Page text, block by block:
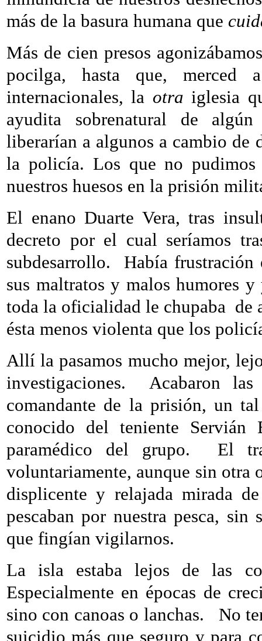
más de la basura humana que
Más de cien presos
pocilga, hasta que, merced
internacionales, la otra iglesia
ayudita sobrenatural de
liberarían a algunos a cambio de
la policía. Los que no
nuestros huesos en la prisión
El enano Duarte Vera, tras
decreto por el cual seríamos
subdesarrollo.
Había frustración
sus maltratos y malos humores
toda la oficialidad le chupaba de
ésta menos violenta que los
Allí la pasamos mucho mejor,
investigaciones.
Acabaron
comandante de la prisión, un
conocido del teniente
paramédico del grupo.
El
voluntariamente, aunque sin
displicente y relajada mirada
pescaban por nuestra pesca,
que fingían vigilarnos.
La isla estaba lejos de las
Especialmente en épocas de
sino con canoas o lanchas.
No
suicidio más que seguro y para